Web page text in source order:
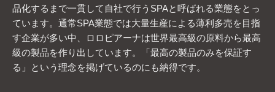
品化するまで一貫して自社で行うSPAと呼ばれる業態をとっ
ています。通常SPA業態では大量生産による薄利多売を目指
す企業が多い中、ロロピアーナは世界最高級の原料から最高
級の製品を作り出しています。「最高の製品のみを保証す
る」という理念を掲げているのにも納得です。